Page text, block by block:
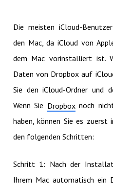
Die meisten iCloud-
den Mac, da iCloud von
dem Mac vorinstalliert ist.
Daten von Dropbox auf
Sie den iCloud-Ordner und
Wenn Sie Dropboxnoch
haben, können Sie es zuerst
den folgenden Schritten:
Schritt 1: Nach der
Ihrem Mac automatisch ein